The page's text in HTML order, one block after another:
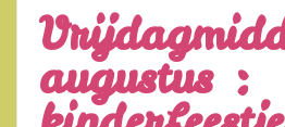
augustus :